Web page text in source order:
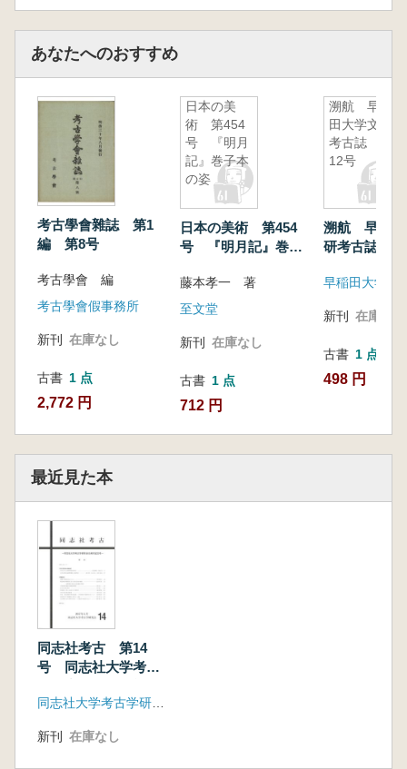
あなたへのおすすめ
考古學會雜誌 第1
編 第8号
考古學會 編
考古學會假事務所
新刊 在庫なし
古書 1 点
2,772 円
日本の美
術 第454
号 『明月
記』巻子本
の姿
日本の美術 第454
号 『明月記』巻子
藤本孝一 著
至文堂
新刊 在庫なし
古書 1 点
712 円
溯航 早稲
田大学文研
考古誌 第
12号
溯航 早稲田
研考古誌 第
新刊 在庫なし
古書 1 点
498 円
最近見た本
同志社考古 第14
号 同志社大学考古
号
新刊 在庫なし